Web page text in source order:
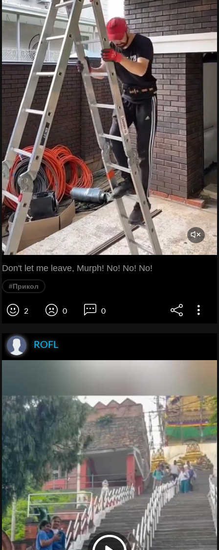
Don't let me leave, Murph! No! No! No!
#Прикол
2 0 0
ROFL